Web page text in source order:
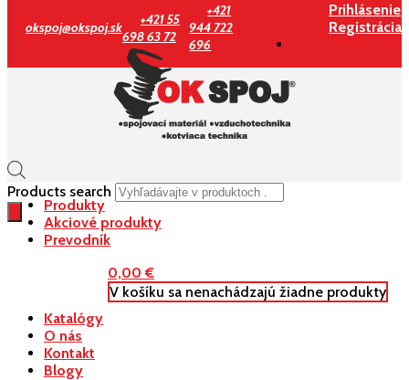
okspoj@okspoj.sk
+421 55
698 63 72
+421
944 722
696
Prihlásenie
Registrácia
Products search
0,00€
V košíku sa nenachádzajú žiadne produkty
Produkty
Akciové produkty
Prevodník
Katalógy
O nás
Kontakt
Blogy